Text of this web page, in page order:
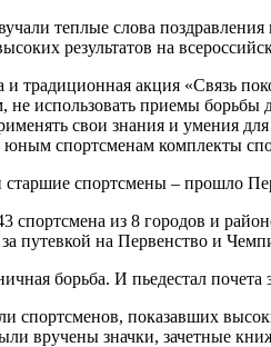
теплые слова
результатов на
акция «Связь
не использовать приемы
свои знания и умения
юным спортсменам комплекты
спортсмены – прошло
спортсмена из 8 городов и
на Первенство и
борьба. И пьедестал
спортсменов, показавших
вручены значки, зачетные